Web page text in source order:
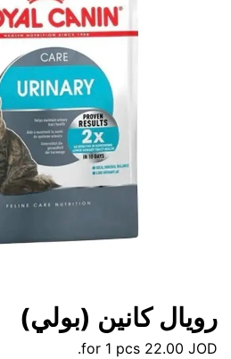
رويال كانين (بولي)
22.00 JOD